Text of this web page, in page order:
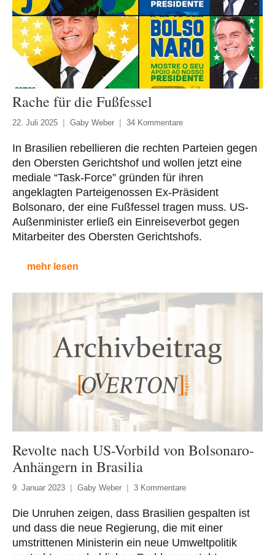
Rache für die Fußfessel
22. Juli 2025 Gaby Weber 34 Kommentare
In Brasilien rebellieren die rechten Parteien gegen
den Obersten Gerichtshof und wollen jetzt eine
mediale “Task-Force” gründen für ihren
angeklagten Parteigenossen Ex-Präsident
Bolsonaro, der eine Fußfessel tragen muss. US-
Außenminister erließ ein Einreiseverbot gegen
Mitarbeiter des Obersten Gerichtshofs.
mehr lesen
Revolte nach US-Vorbild von Bolsonaro-
Anhängern in Brasilia
9. Januar 2023 Gaby Weber 3 Kommentare
Die Unruhen zeigen, dass Brasilien gespalten ist
und dass die neue Regierung, die mit einer
umstrittenen Ministerin ein neue Umweltpolitik